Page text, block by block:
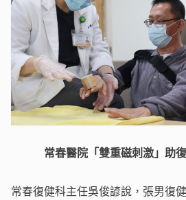
常春醫院「雙重磁刺激」助
常春復健科主任吳俊諺說，張男復